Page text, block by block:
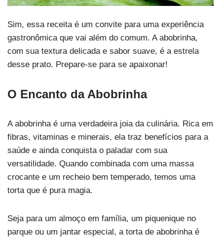
Sim, essa receita é um convite para uma experiência
gastronômica que vai além do comum. A abobrinha,
com sua textura delicada e sabor suave, é a estrela
desse prato. Prepare-se para se apaixonar!
O Encanto da Abobrinha
A abobrinha é uma verdadeira joia da culinária. Rica em
fibras, vitaminas e minerais, ela traz benefícios para a
saúde e ainda conquista o paladar com sua
versatilidade. Quando combinada com uma massa
crocante e um recheio bem temperado, temos uma
torta que é pura magia.
Seja para um almoço em família, um piquenique no
parque ou um jantar especial, a torta de abobrinha é